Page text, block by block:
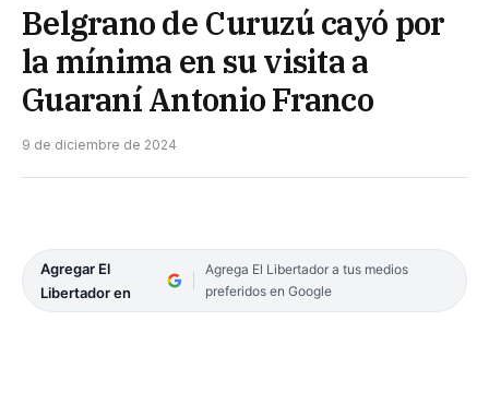
Belgrano de Curuzú cayó por
la mínima en su visita a
Guaraní Antonio Franco
9 de diciembre de 2024
Agregar El
Libertador en
Agrega El Libertador a tus medios
preferidos en Google